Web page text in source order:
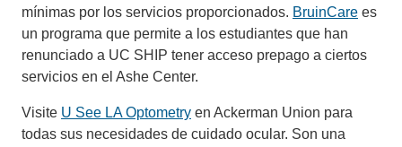
mínimas por los servicios proporcionados. BruinCare es
un programa que permite a los estudiantes que han
renunciado a UC SHIP tener acceso prepago a ciertos
servicios en el Ashe Center.
Visite U See LA Optometry en Ackerman Union para
todas sus necesidades de cuidado ocular. Son una